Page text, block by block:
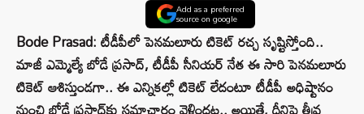
Add as a preferred
source on google
Bode Prasad: టీడీపీలో పెనమలూరు టికెట్ రచ్చ సృష్టిస్తోంది..
మాజీ ఎమ్మెల్యే బోడే ప్రసాద్, టీడీపీ సీనియర్‌ నేత ఈ సారి పెనమలూరు
టికెట్‌ ఆశిస్తుండగా.. ఈ ఎన్నికల్లో టికెట్‌ లేదంటూ టీడీపీ అధిష్టానం